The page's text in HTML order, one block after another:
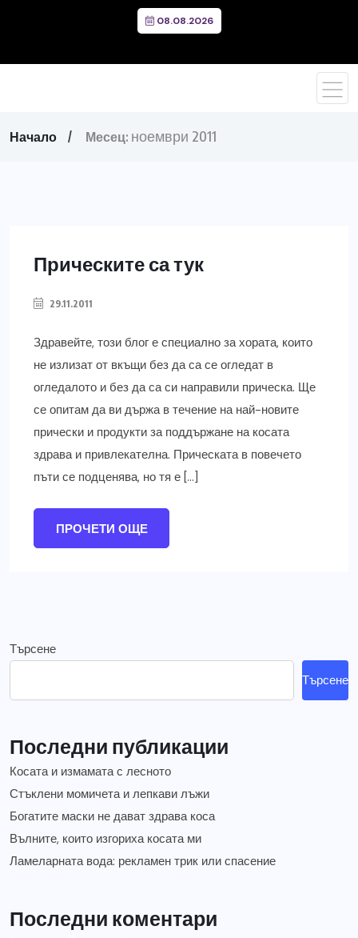
08.08.2026
Начало Месец: ноември 2011
Прическите са тук
29.11.2011
Здравейте, този блог е специално за хората, които
не излизат от вкъщи без да са се огледат в
огледалото и без да са си направили прическа. Ще
се опитам да ви държа в течение на най-новите
прически и продукти за поддържане на косата
здрава и привлекателна. Прическата в повечето
пъти се подценява, но тя е […]
ПРОЧЕТИ ОЩЕ
Търсене
Търсене
Последни публикации
Косата и измамата с лесното
Стъклени момичета и лепкави лъжи
Богатите маски не дават здрава коса
Вълните, които изгориха косата ми
Ламеларната вода: рекламен трик или спасение
Последни коментари